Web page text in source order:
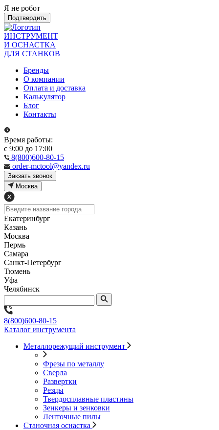
Я не робот
Подтвердить
ИНСТРУМЕНТ
И ОСНАСТКА
ДЛЯ СТАНКОВ
Бренды
О компании
Оплата и доставка
Калькулятор
Блог
Контакты
Время работы:
с 9:00 до 17:00
8(800)600-80-15
order-mctool@yandex.ru
Закзать звонок
Москва
Екатеринбург
Казань
Москва
Пермь
Самара
Санкт-Петербург
Тюмень
Уфа
Челябинск
8(800)600-80-15
Каталог инструмента
Металлорежущий инструмент
Фрезы по металлу
Сверла
Развертки
Резцы
Твердосплавные пластины
Зенкеры и зенковки
Ленточные пилы
Станочная оснастка